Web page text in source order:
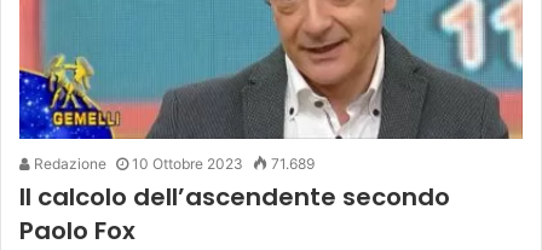
Redazione 10 Ottobre 2023 71.689
Il calcolo dell’ascendente secondo
Paolo Fox